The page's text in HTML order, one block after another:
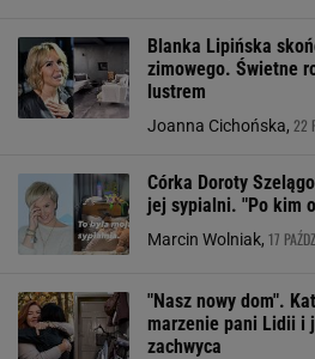
Blanka Lipińska
zimowego. Świetne
lustrem
Joanna Cichońska, 22
Córka Doroty
jej sypialni. "Po kim
Marcin Wolniak, 17
"Nasz nowy dom".
marzenie pani Lidii i
zachwyca